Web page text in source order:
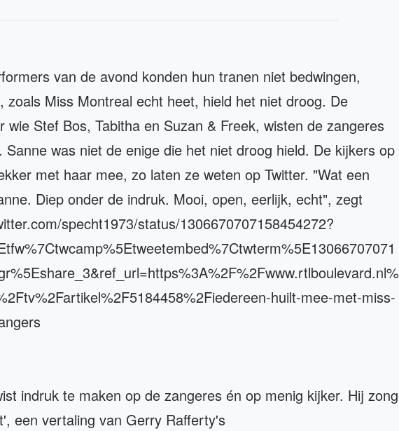
van de avond konden hun tranen niet bedwingen,
zoals Miss Montreal echt heet, hield het niet droog. De
wie Stef Bos, Tabitha en Suzan & Freek, wisten de zangeres
Sanne was niet de enige die het niet droog hield. De kijkers op
met haar mee, zo laten ze weten op Twitter. "Wat een
Diep onder de indruk. Mooi, open, eerlijk, echt", zegt
specht1973/status/1306670707158454272?
huilt-mee-met-miss-
indruk te maken op de zangeres én op menig kijker. Hij zong
een vertaling van Gerry Rafferty's